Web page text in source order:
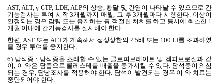
AST, ALT, γ-GTP, LDH, ALP의 상승 황달 및 간염이 나타날 수 있으므로 간
기능검사는 투여 시작3개월까지 매월 그 후 3개월마다 시행한다 이상이
인정되는 경우 감량 또는 중지하는 등 적절한 처치를 하고 동시에 최소한1
개월 이내에 간기능검사를 실시해야 한다
한편, AST 또는 ALT가 계속해서 정상상한의 2.5배 또는 100 IU를 초과하였
을 경우 투여를 중지한다.
6) 담석증 : 담석증을 초래할 수 있는 클로피브레이트 및 겜피브로질과 같
이, 이 약은 담즙으로 콜레스테롤 배출을 증가시킬 수 있다. 담석증이 의심
되는 경우, 담낭조사를 적용해야 한다. 담석이 발견되는 경우 이 약 치료는
중단되어야 한다.